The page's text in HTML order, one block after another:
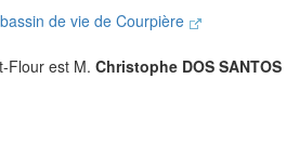
bassin de vie de Courpière
Flour est M. Christophe DOS SANTOS